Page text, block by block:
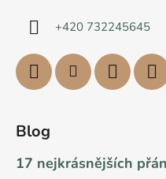
+420 732245645
Blog
17 nejkrásnějších